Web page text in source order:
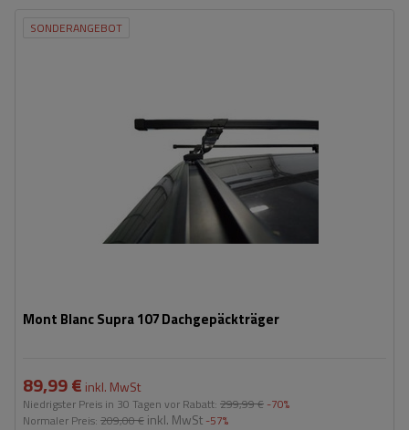
SONDERANGEBOT
Mont Blanc Supra 107 Dachgepäckträger
89,99 € inkl. MwSt
Niedrigster Preis in 30 Tagen vor Rabatt: 299,99 € -70%
Normaler Preis: 209,00 € inkl. MwSt -57%